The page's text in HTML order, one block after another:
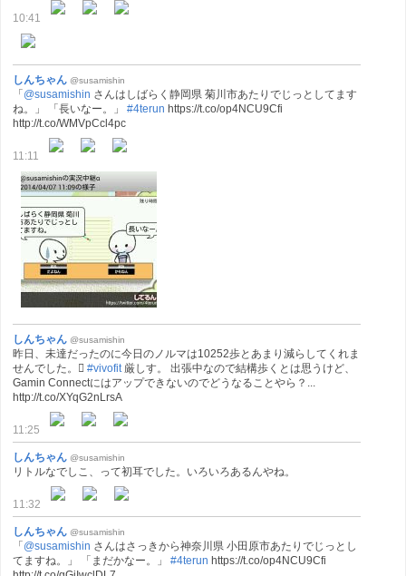
10:41
しんちゃん @susamishin
「@susamishin さんはしばらく静岡県 菊川市あたりでじっとしてます
ね。」 「長いなー。」 #4terun https://t.co/op4NCU9Cfi
http://t.co/WMVpCcl4pc
11:11
しんちゃん @susamishin
昨日、未達だったのに今日のノルマは10252歩とあまり減らしてくれま
せんでした。󾍀 #vivofit厳しす。 出張中なので結構歩くとは思うけど、
Gamin Connectにはアップできないのでどうなることやら？...
http://t.co/XYqG2nLrsA
11:25
しんちゃん @susamishin
リトルなでしこ、って初耳でした。いろいろあるんやね。
11:32
しんちゃん @susamishin
「@susamishin さんはさっきから神奈川県 小田原市あたりでじっとし
てますね。」 「まだかなー。」 #4terun https://t.co/op4NCU9Cfi